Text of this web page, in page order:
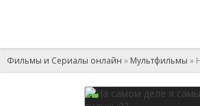
Фильмы и Сериалы онлайн » Мультфильмы »